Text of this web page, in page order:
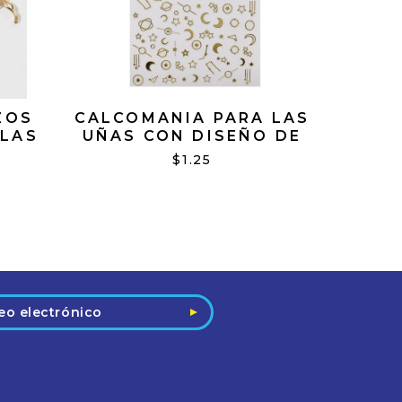
CALCOMANIA PARA LAS
UÑAS CON DISEÑO DE
LUNAS Y ESTRELLAS
ORO
$1.25